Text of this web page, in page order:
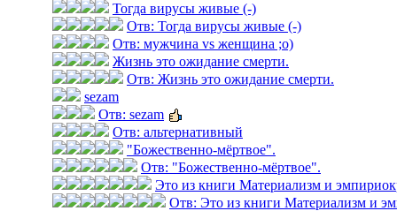
Тогда вирусы живые (-)
Отв: Тогда вирусы живые (-)
Отв: мужчина vs женщина ;о)
Жизнь это ожидание смерти.
Отв: Жизнь это ожидание смерти.
sezam
Отв: sezam
Отв: альтернативный
"Божественно-мёртвое".
Отв: "Божественно-мёртвое".
Это из книги Материализм и
Отв: Это из книги Материализм и